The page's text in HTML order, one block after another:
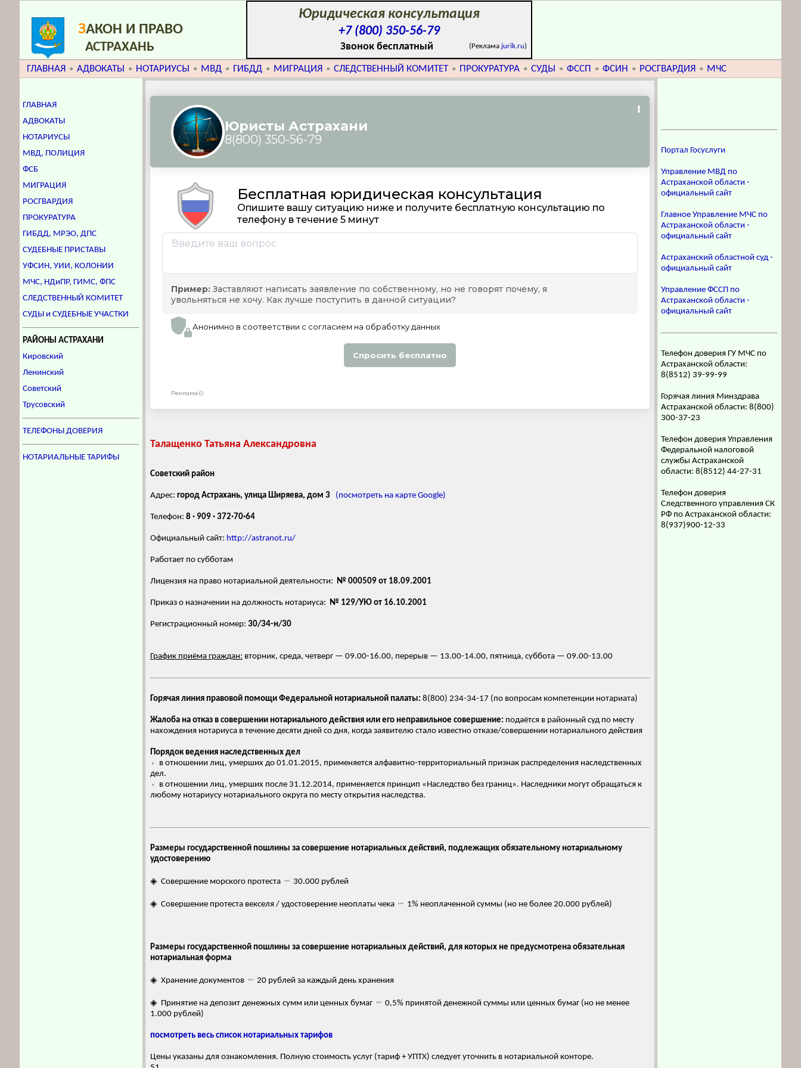
ЗАКОН И ПРАВО
АСТРАХАНЬ
Юридическая консультация
+7 (800) 350-56-79
Звонок бесплатный (Реклама jurik.ru)
ГЛАВНАЯ • АДВОКАТЫ • НОТАРИУСЫ • МВД • ГИБДД • МИГРАЦИЯ • СЛЕДСТВЕННЫЙ КОМИТЕТ • ПРОКУРАТУРА • СУДЫ • ФССП • ФСИН • РОСГВАРДИЯ • МЧС
ГЛАВНАЯ
АДВОКАТЫ
НОТАРИУСЫ
МВД, ПОЛИЦИЯ
ФСБ
МИГРАЦИЯ
РОСГВАРДИЯ
ПРОКУРАТУРА
ГИБДД, МРЭО, ДПС
СУДЕБНЫЕ ПРИСТАВЫ
УФСИН, УИИ, КОЛОНИИ
МЧС, НДиПР, ГИМС, ФПС
СЛЕДСТВЕННЫЙ КОМИТЕТ
СУДЫ и СУДЕБНЫЕ УЧАСТКИ
РАЙОНЫ АСТРАХАНИ
Кировский
Ленинский
Советский
Трусовский
ТЕЛЕФОНЫ ДОВЕРИЯ
НОТАРИАЛЬНЫЕ ТАРИФЫ
Талащенко Татьяна Александровна
Советский район
Адрес: город Астрахань, улица Ширяева, дом 3 (посмотреть на карте Google)
Телефон: 8 · 909 · 372·70·64
Официальный сайт: http://astranot.ru/
Работает по субботам
Лицензия на право нотариальной деятельности: № 000509 от 18.09.2001
Приказ о назначении на должность нотариуса: № 129/УЮ от 16.10.2001
Регистрационный номер: 30/34-н/30
График приёма граждан: вторник, среда, четверг — 09.00-16.00, перерыв — 13.00-14.00, пятница, суббота — 09.00-13.00
Горячая линия правовой помощи Федеральной нотариальной палаты: 8(800) 234-34-17 (по вопросам компетенции нотариата)
Жалоба на отказ в совершении нотариального действия или его неправильное совершение: подаётся в районный суд по месту
нахождения нотариуса в течение десяти дней со дня, когда заявителю стало известно отказе/совершении нотариального действия
Порядок ведения наследственных дел
⬩
в отношении лиц, умерших до 01.01.2015, применяется алфавитно-территориальный признак распределения наследственных
дел.
⬩
в отношении лиц, умерших после 31.12.2014, применяется принцип «Наследство без границ». Наследники могут обращаться к
любому нотариусу нотариального округа по месту открытия наследства.
Размеры государственной пошлины за совершение нотариальных действий, подлежащих обязательному нотариальному
удостоверению
◈ Совершение морского протеста ┉ 30.000 рублей
◈ Совершение протеста векселя / удостоверение неоплаты чека ┉ 1% неоплаченной суммы (но не более 20.000 рублей)
Размеры государственной пошлины за совершение нотариальных действий, для которых не предусмотрена обязательная
нотариальная форма
◈ Хранение документов ┉ 20 рублей за каждый день хранения
◈ Принятие на депозит денежных сумм или ценных бумаг ┉ 0,5% принятой денежной суммы или ценных бумаг (но не менее
1.000 рублей)
посмотреть весь список нотариальных тарифов
Цены указаны для ознакомления. Полную стоимость услуг (тариф + УПТХ) следует уточнить в нотариальной конторе.
Портал Госуслуги
Управление МВД по
Астраханской области -
официальный сайт
Главное Управление МЧС по
Астраханской области -
официальный сайт
Астраханский областной суд -
официальный сайт
Управление ФССП по
Астраханской области -
официальный сайт
Телефон доверия ГУ МЧС по
Астраханской области:
8(8512) 39-99-99
Горячая линия Минздрава
Астраханской области: 8(800)
300-37-23
Телефон доверия Управления
Федеральной налоговой
службы Астраханской
области: 8(8512) 44-27-31
Телефон доверия
Следственного управления СК
РФ по Астраханской области:
8(937)900-12-33